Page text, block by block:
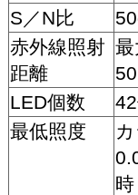
S／N比
赤外線照射
距離
LED個数
最低照度